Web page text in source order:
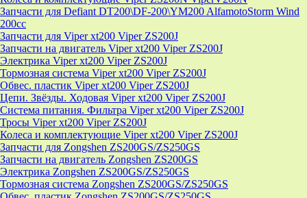
Запчасти для Defiant DT200\DF-200\YM200 AlfamotoStorm Wind
200cc
Запчасти для Viper xt200 Viper ZS200J
Запчасти на двигатель Viper xt200 Viper ZS200J
Электрика Viper xt200 Viper ZS200J
Тормозная система Viper xt200 Viper ZS200J
Обвес. пластик Viper xt200 Viper ZS200J
Цепи. Звёзды. Ходовая Viper xt200 Viper ZS200J
Система питания. Фильтра Viper xt200 Viper ZS200J
Тросы Viper xt200 Viper ZS200J
Колеса и комплектующие Viper xt200 Viper ZS200J
Запчасти для Zongshen ZS200GS/ZS250GS
Запчасти на двигатель Zongshen ZS200GS
Электрика Zongshen ZS200GS/ZS250GS
Тормозная система Zongshen ZS200GS/ZS250GS